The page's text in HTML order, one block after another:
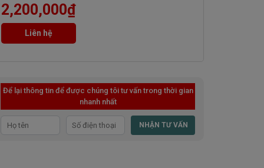
2,200,000₫
Liên hệ
Để lại thông tin để được chúng tôi tư vấn trong thời gian
nhanh nhất